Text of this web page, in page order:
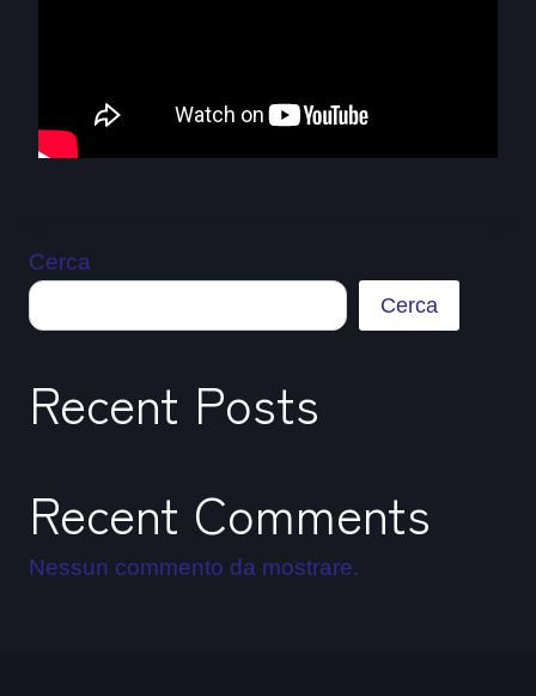
Cerca
Cerca
Recent Posts
Recent Comments
Nessun commento da mostrare.